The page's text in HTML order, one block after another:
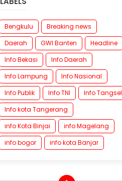
Bengkulu
Breaking news
Daerah
GWI Banten
Headline
Info Bekasi
Info Daerah
Info Lampung
Info Nasional
Info Publik
Info TNI
Info Tangsel
Info kota Tangerang
info Kota Binjai
info Magelang
info bogor
info kota Banjar